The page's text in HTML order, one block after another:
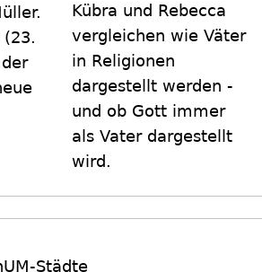
Kübra und Rebecca
vergleichen wie Väter
in Religionen
dargestellt werden -
und ob Gott immer
als Vater dargestellt
wird.
Städte